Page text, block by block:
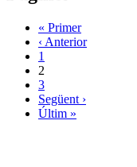
« Primer
‹ Anterior
1
2
3
Següent ›
Últim »